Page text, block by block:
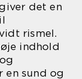
det en
rismel.
indhold
en sund og